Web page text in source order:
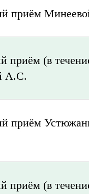
приём
приём (в
А.С.
приём
приём (в